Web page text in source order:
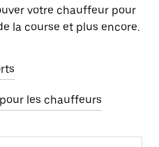
votre chauffeur pour
la course et plus encore.
les chauffeurs